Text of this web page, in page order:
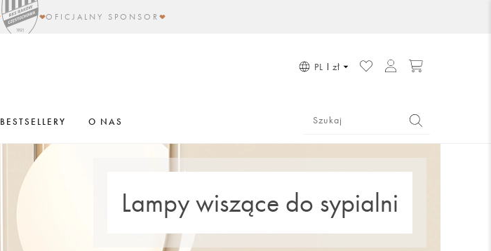
OFICJALNY SPONSOR
PL zł
BESTSELLERY O NAS
Lampy wiszące do sypialni